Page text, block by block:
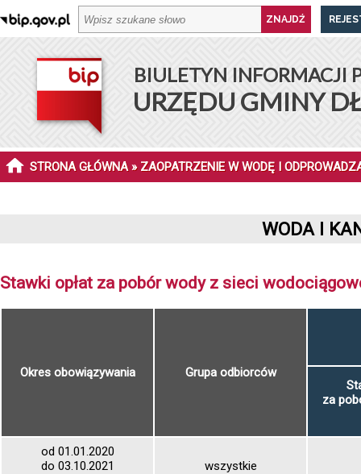
BIULETYN INFORMACJI
URZĘDU GMINY
STRONA GŁÓWNA» ZAOPATRZENIE W WODĘ I
WODA I
Stawki opłat za pobór wody z sieci
Okres obowiązywania
Grupa odbiorców
za
od 01.01.2020
do 03.10.2021
wszystkie